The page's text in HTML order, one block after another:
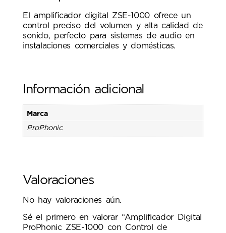
El amplificador digital ZSE-1000 ofrece un
control preciso del volumen y alta calidad de
sonido, perfecto para sistemas de audio en
instalaciones comerciales y domésticas.
Información adicional
Marca
ProPhonic
Valoraciones
No hay valoraciones aún.
Sé el primero en valorar “Amplificador Digital
ProPhonic ZSE-1000 con Control de